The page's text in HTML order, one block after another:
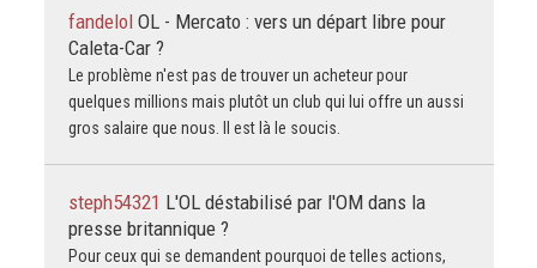
fandelol OL - Mercato : vers un départ libre pour
Caleta-Car ?
Le problème n'est pas de trouver un acheteur pour
quelques millions mais plutôt un club qui lui offre un aussi
gros salaire que nous. Il est là le soucis.
steph54321 L'OL déstabilisé par l'OM dans la
presse britannique ?
Pour ceux qui se demandent pourquoi de telles actions,